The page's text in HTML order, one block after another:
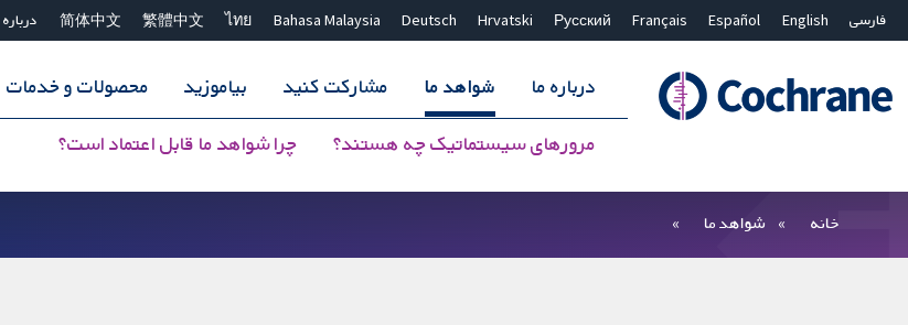
فارسی English
Español
Français
Русский
Hrvatski
Deutsch
Bahasa Malaysia
ไทย
繁體中文
简体中文
درباره ما شواهد ما
مرورهای سیستماتیک چه هستند؟ چرا شواهد ما قابل اعتماد است؟
مشارکت کنید بیاموزید محصولات و خدمات
بستن جستجو ✖
خانه شواهد ما